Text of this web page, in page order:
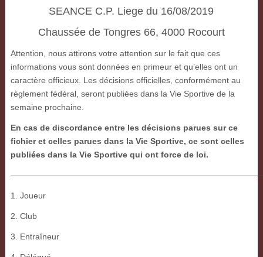
SEANCE C.P. Liege du 16/08/2019
Chaussée de Tongres 66, 4000 Rocourt
Attention, nous attirons votre attention sur le fait que ces
informations vous sont données en primeur et qu’elles ont un
caractère officieux. Les décisions officielles, conformément au
règlement fédéral, seront publiées dans la Vie Sportive de la
semaine prochaine.
En cas de discordance entre les décisions parues sur ce
fichier et celles parues dans la Vie Sportive, ce sont celles
publiées dans la Vie Sportive qui ont force de loi.
1. Joueur
2. Club
3. Entraîneur